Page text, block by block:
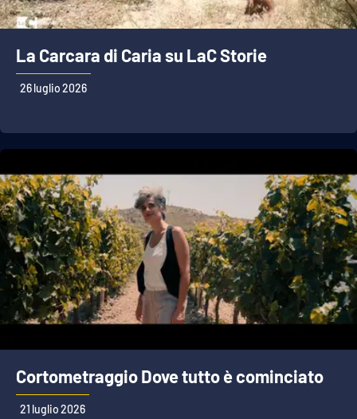
La Carcara di Caria su LaC Storie
26 luglio 2026
Cortometraggio Dove tutto è cominciato
21 luglio 2026